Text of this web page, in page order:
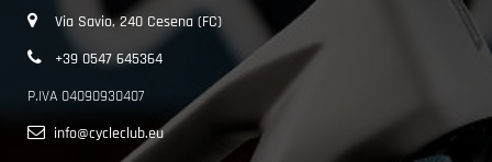
Via Savio, 240 Cesena (FC)
+39 0547 645364
P.IVA 04090930407
info@cycleclub.eu